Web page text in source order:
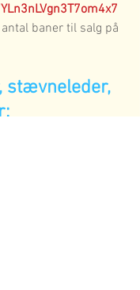
baner til salg på
stævneleder,